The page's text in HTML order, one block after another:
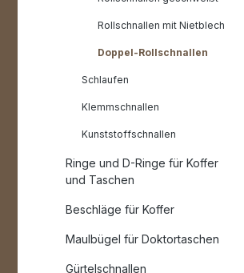
Rollschnallen mit Nietblech
Doppel-Rollschnallen
Schlaufen
Klemmschnallen
Kunststoffschnallen
Ringe und D-Ringe für Koffer
und Taschen
Beschläge für Koffer
Maulbügel für Doktortaschen
Gürtelschnallen